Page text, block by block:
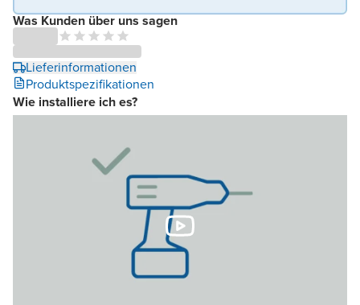
Was Kunden über uns sagen
Lieferinformationen
Produktspezifikationen
Wie installiere ich es?